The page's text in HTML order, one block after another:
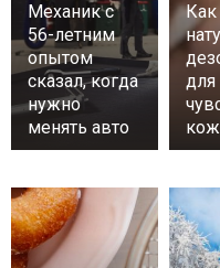
Механик с
56-летним
опытом
сказал, когда
нужно
менять авто
Как
для